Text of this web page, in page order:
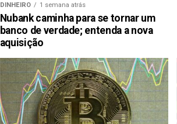
DINHEIRO 1 semana atrás
Nubank caminha para se tornar um
banco de verdade; entenda a nova
aquisição